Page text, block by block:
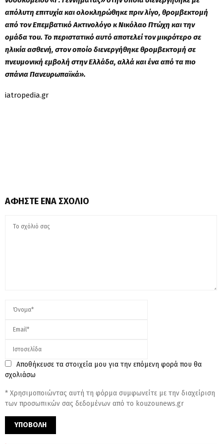
απόλυτη επιτυχία και ολοκληρώθηκε πριν λίγο, θρομβεκτομή
από τον Επεμβατικό Ακτινολόγο κ Νικόλαο Πτώχη και την
ομάδα του. Το περιστατικό αυτό αποτελεί τον μικρότερο σε
ηλικία ασθενή, στον οποίο διενεργήθηκε θρομβεκτομή σε
πνευμονική εμβολή στην Ελλάδα, αλλά και ένα από τα πιο
σπάνια Πανευρωπαϊκά».
iatropedia.gr
ΑΦΉΣΤΕ ΈΝΑ ΣΧΌΛΙΟ
Αποθήκευσε τα στοιχεία μου για την επόμενη φορά που θα
σχολιάσω
* Χρησιμοποιώντας αυτή τη φόρμα συμφωνείτε με την διαχείριση
των προσωπικών σας δεδομένων από το kouzounews.gr